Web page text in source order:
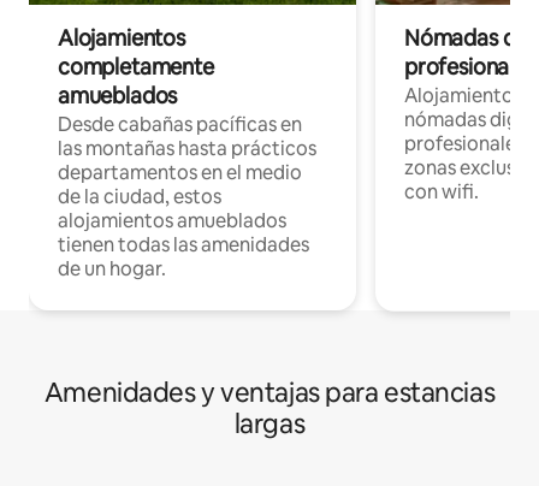
Alojamientos
completamente
amueblados
Desde cabañas pacíficas en
las montañas hasta prácticos
departamentos en el medio
de la ciudad, estos
alojamientos amueblados
tienen todas las amenidades
de un hogar.
Nómadas
Alojamientos
nómadas
profesionales
zonas
con wifi.
Amenidades y ventajas para estancias
largas